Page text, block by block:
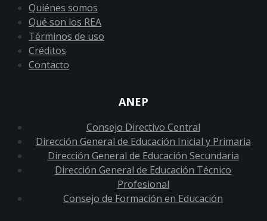
Quiénes somos
Qué son los REA
Términos de uso
Créditos
Contacto
ANEP
Consejo Directivo Central
Dirección General de Educación Inicial y Primaria
Dirección General de Educación Secundaria
Dirección General de Educación Técnico
Profesional
Consejo de Formación en Educación